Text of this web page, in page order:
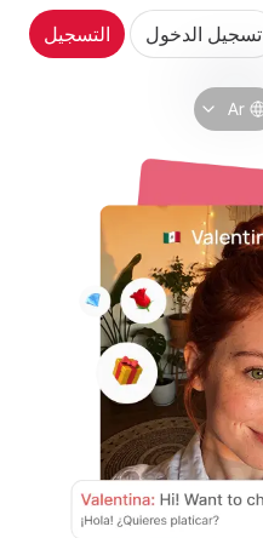
Ar
تسجيل الدخول التسجيل